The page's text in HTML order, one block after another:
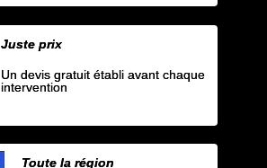
Juste prix
Un devis gratuit établi avant chaque
intervention
Toute la région